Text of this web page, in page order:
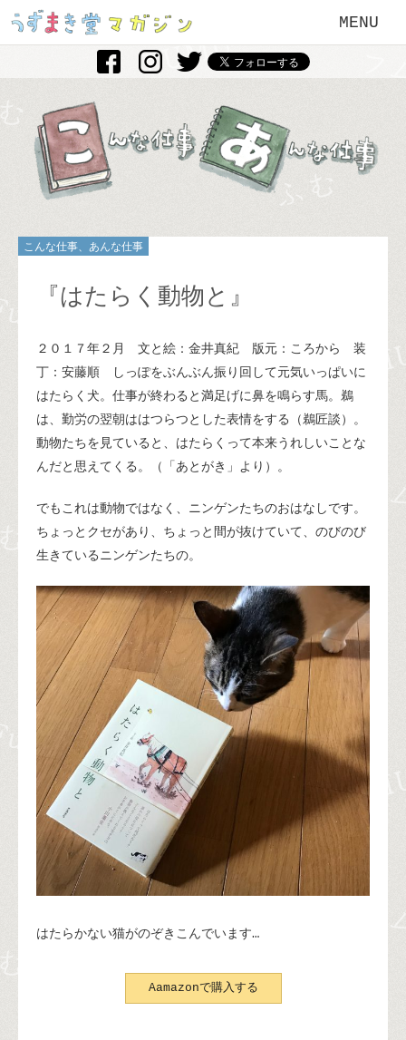
MENU
こんな仕事、あんな仕事
『はたらく動物と』
２０１７年２月 文と絵：金井真紀 版元：ころから 装
丁：安藤順 しっぽをぶんぶん振り回して元気いっぱいに
はたらく犬。仕事が終わると満足げに鼻を鳴らす馬。鵜
は、勤労の翌朝ははつらつとした表情をする（鵜匠談）。
動物たちを見ていると、はたらくって本来うれしいことな
んだと思えてくる。（「あとがき」より）。
でもこれは動物ではなく、ニンゲンたちのおはなしです。
ちょっとクセがあり、ちょっと間が抜けていて、のびのび
生きているニンゲンたちの。
はたらかない猫がのぞきこんでいます…
Aamazonで購入する